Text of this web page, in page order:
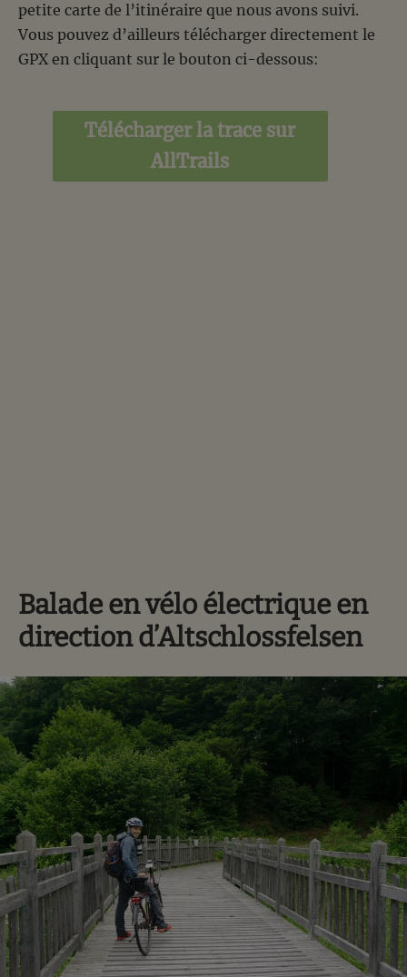
petite carte de l’itinéraire que nous avons suivi.
Vous pouvez d’ailleurs télécharger directement le
GPX en cliquant sur le bouton ci-dessous:
Télécharger la trace sur
AllTrails
Balade en vélo électrique en
direction d’Altschlossfelsen